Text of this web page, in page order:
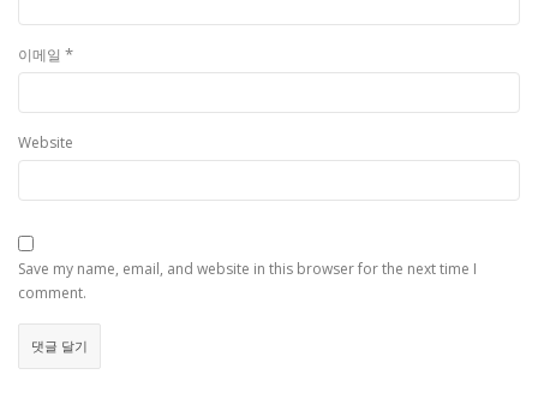
이메일 *
Website
Save my name, email, and website in this browser for the next time I
comment.